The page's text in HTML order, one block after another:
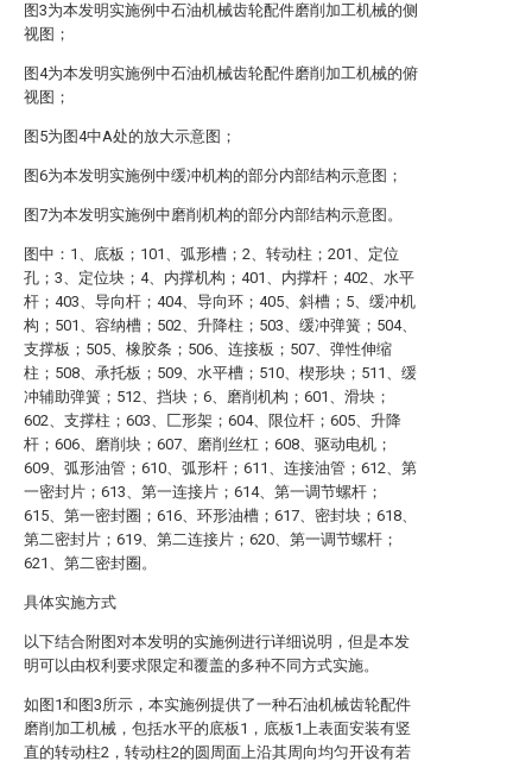
图3为本发明实施例中石油机械齿轮配件磨削加工机械的侧
视图；
图4为本发明实施例中石油机械齿轮配件磨削加工机械的俯
视图；
图5为图4中A处的放大示意图；
图6为本发明实施例中缓冲机构的部分内部结构示意图；
图7为本发明实施例中磨削机构的部分内部结构示意图。
图中：1、底板；101、弧形槽；2、转动柱；201、定位
孔；3、定位块；4、内撑机构；401、内撑杆；402、水平
杆；403、导向杆；404、导向环；405、斜槽；5、缓冲机
构；501、容纳槽；502、升降柱；503、缓冲弹簧；504、
支撑板；505、橡胶条；506、连接板；507、弹性伸缩
柱；508、承托板；509、水平槽；510、楔形块；511、缓
冲辅助弹簧；512、挡块；6、磨削机构；601、滑块；
602、支撑柱；603、匚形架；604、限位杆；605、升降
杆；606、磨削块；607、磨削丝杠；608、驱动电机；
609、弧形油管；610、弧形杆；611、连接油管；612、第
一密封片；613、第一连接片；614、第一调节螺杆；
615、第一密封圈；616、环形油槽；617、密封块；618、
第二密封片；619、第二连接片；620、第一调节螺杆；
621、第二密封圈。
具体实施方式
以下结合附图对本发明的实施例进行详细说明，但是本发
明可以由权利要求限定和覆盖的多种不同方式实施。
如图1和图3所示，本实施例提供了一种石油机械齿轮配件
磨削加工机械，包括水平的底板1，底板1上表面安装有竖
直的转动柱2，转动柱2的圆周面上沿其周向均匀开设有若